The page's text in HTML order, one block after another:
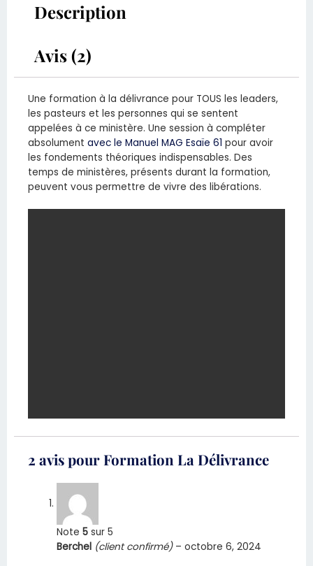
Délivrance
Description
Avis (2)
Une formation à la délivrance pour TOUS les leaders,
les pasteurs et les personnes qui se sentent
appelées à ce ministère. Une session à compléter
absolument avec le Manuel MAG Esaïe 61 pour avoir
les fondements théoriques indispensables. Des
temps de ministères, présents durant la formation,
peuvent vous permettre de vivre des libérations.
2 avis pourFormation La Délivrance
Note5 sur 5
Berchel (client confirmé) – octobre 6, 2024